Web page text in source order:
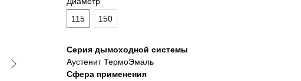
115
150
Серия дымоходной системы
Аустенит ТермоЭмаль
Сфера применения